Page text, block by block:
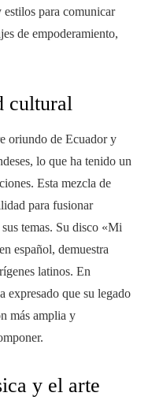
para comunicar
de empoderamiento,
cultural
oriundo de Ecuador y
lo que ha tenido un
Esta mezcla de
para fusionar
temas. Su disco «Mi
español, demuestra
latinos. En
expresado que su legado
más amplia y
y el arte